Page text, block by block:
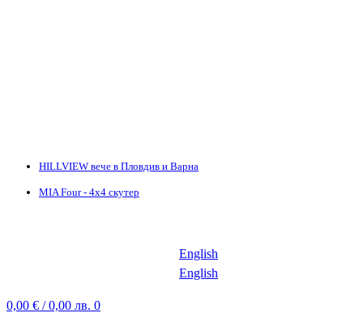
HILLVIEW вече в Пловдив и Варна
MIA Four - 4х4 скутер
English
English
0,00 € / 0,00 лв. 0